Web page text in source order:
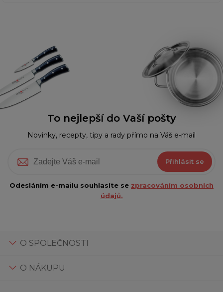
To nejlepší do Vaší pošty
Novinky, recepty, tipy a rady přímo na Váš e-mail
Přihlásit se
Odesláním e-mailu souhlasíte se zpracováním osobních
údajů.
O SPOLEČNOSTI
O NÁKUPU